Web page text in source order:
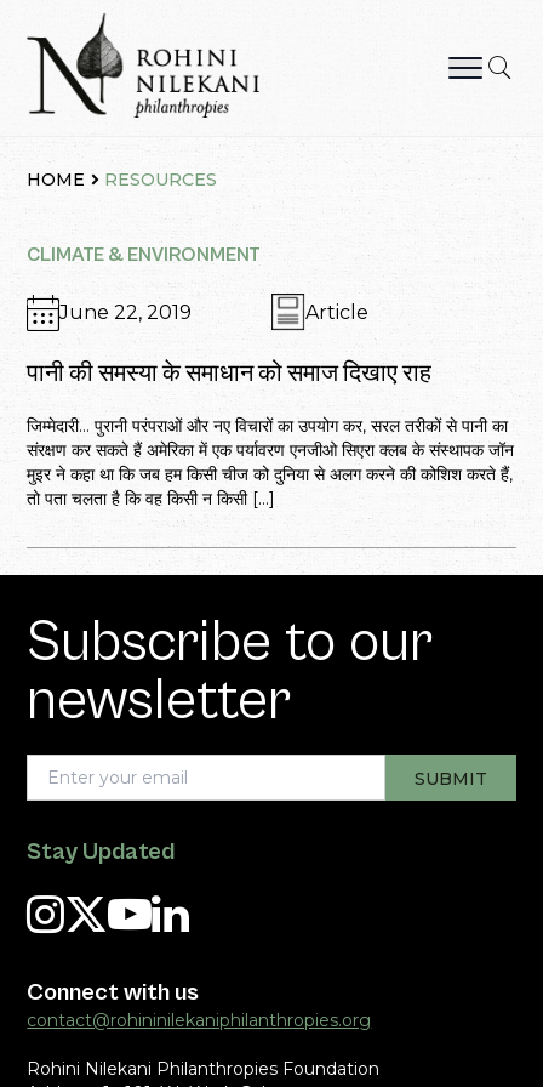
content
HOME RESOURCES
CLIMATE & ENVIRONMENT
June 22, 2019 Article
पानी की समस्या के समाधान को समाज दिखाए राह
जिम्मेदारी… पुरानी परंपराओं और नए विचारों का उपयोग कर, सरल तरीकों से पानी का
संरक्षण कर सकते हैं अमेरिका में एक पर्यावरण एनजीओ सिएरा क्लब के संस्थापक जॉन
मुइर ने कहा था कि जब हम किसी चीज को दुनिया से अलग करने की कोशिश करते हैं,
तो पता चलता है कि वह किसी न किसी […]
Subscribe to our
newsletter
Stay Updated
Connect with us
contact@rohininilekaniphilanthropies.org
Rohini Nilekani Philanthropies Foundation